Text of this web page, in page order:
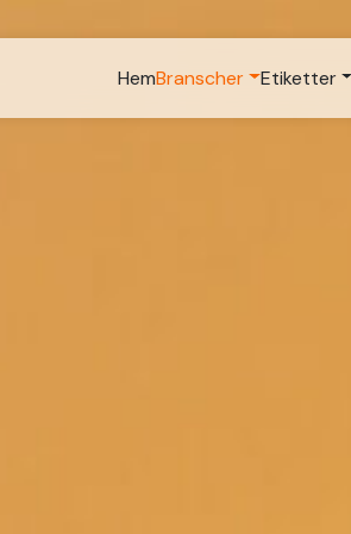
HemBranscher Etiketter